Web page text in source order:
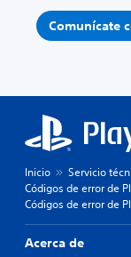
Comunícate
Inicio
Servicio
Códigos de error de
Códigos de error de
Acerca de